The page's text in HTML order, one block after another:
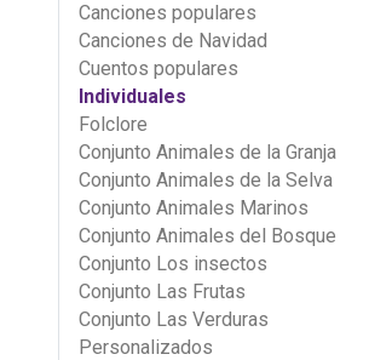
Canciones populares
Canciones de Navidad
Cuentos populares
Individuales
Folclore
Conjunto Animales de la Granja
Conjunto Animales de la Selva
Conjunto Animales Marinos
Conjunto Animales del Bosque
Conjunto Los insectos
Conjunto Las Frutas
Conjunto Las Verduras
Personalizados